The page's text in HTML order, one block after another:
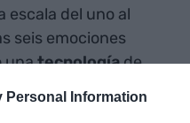
Personal Information
escala del uno al
seis emociones
unatecnologíade
y mucha más,
es oro para los